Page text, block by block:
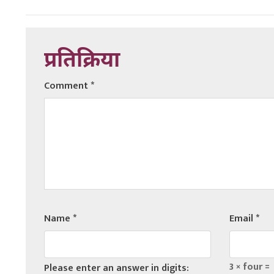
प्रतिक्रिया
Comment*
Name* Email*
Please enter an answer in digits: 3 × four =